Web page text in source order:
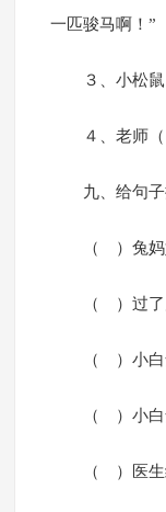
一匹骏马啊！”
３、小
４、老
九、给句
（ ）兔妈
（ ）过了
（ ）小白
（ ）小白
（ ）医生